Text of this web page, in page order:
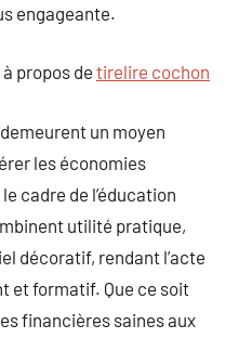
engageante.
propos de tirelire cochon
un moyen
les économies
cadre de l’éducation
utilité pratique,
décoratif, rendant l’acte
et formatif. Que ce soit
financières saines aux